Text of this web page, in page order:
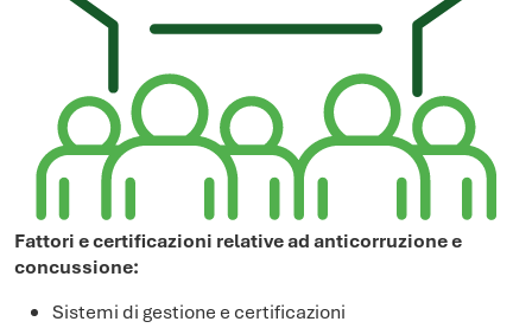
Fattori e certificazioni relative ad anticorruzione e
concussione:
Sistemi di gestione e certificazioni